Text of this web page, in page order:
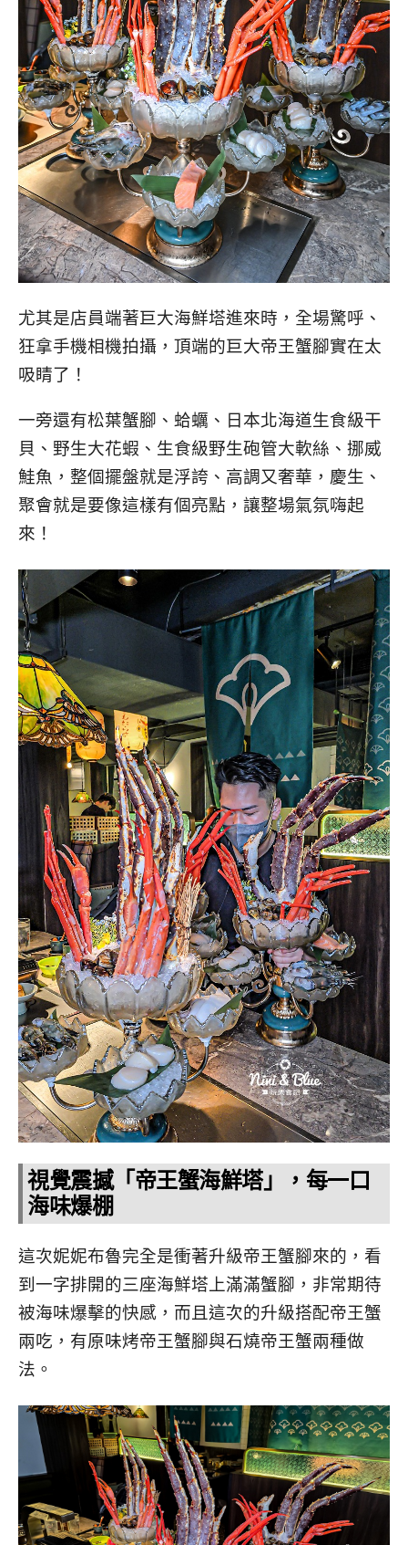
尤其是店員端著巨大海鮮塔進來時，全場驚呼、
狂拿手機相機拍攝，頂端的巨大帝王蟹腳實在太
吸睛了！
一旁還有松葉蟹腳、蛤蠣、日本北海道生食級干
貝、野生大花蝦、生食級野生砲管大軟絲、挪威
鮭魚，整個擺盤就是浮誇、高調又奢華，慶生、
聚會就是要像這樣有個亮點，讓整場氣氛嗨起
來！
視覺震撼「帝王蟹海鮮塔」，每一口
海味爆棚
這次妮妮布魯完全是衝著升級帝王蟹腳來的，看
到一字排開的三座海鮮塔上滿滿蟹腳，非常期待
被海味爆擊的快感，而且這次的升級搭配帝王蟹
兩吃，有原味烤帝王蟹腳與石燒帝王蟹兩種做
法。